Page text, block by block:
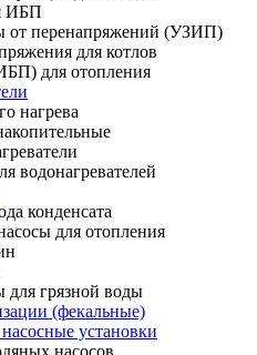
ИБП
от перенапряжений (УЗИП)
для котлов
для отопления
нагрева
водонагревателей
конденсата
для отопления
грязной воды
(фекальные)
установки
насосов